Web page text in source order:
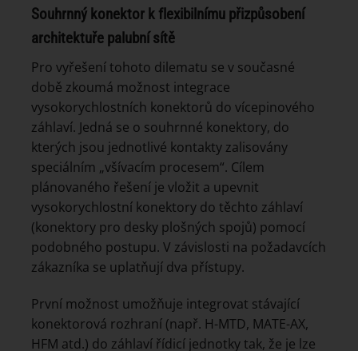
Souhrnný konektor k flexibilnímu přizpůsobení
architektuře palubní sítě
Pro vyřešení tohoto dilematu se v současné
době zkoumá možnost integrace
vysokorychlostních konektorů do vícepinového
záhlaví. Jedná se o souhrnné konektory, do
kterých jsou jednotlivé kontakty zalisovány
speciálním „všívacím procesem“. Cílem
plánovaného řešení je vložit a upevnit
vysokorychlostní konektory do těchto záhlaví
(konektory pro desky plošných spojů) pomocí
podobného postupu. V závislosti na požadavcích
zákazníka se uplatňují dva přístupy.
První možnost umožňuje integrovat stávající
konektorová rozhraní (např. H-MTD, MATE-AX,
HFM atd.) do záhlaví řídicí jednotky tak, že je lze